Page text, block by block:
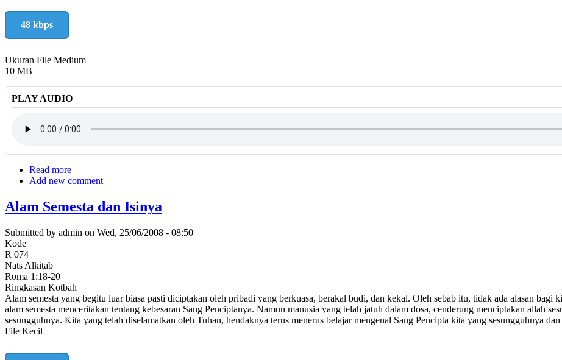
48 kbps
Ukuran File Medium
10 MB
PLAY AUDIO
Read more
Apa
pada
Saat
Mengatakan,
Add new comment
Alam Semesta dan Isinya
Submitted by admin on Wed, 25/06/2008 - 08:50
Kode
R 074
Nats Alkitab
Roma 1:18-20
Ringkasan Kotbah
Alam semesta yang begitu luar biasa pasti diciptakan oleh pribadi yang berkuasa, berakal budi, dan kekal. Oleh sebab itu, tidak ada alasan bagi
alam semesta menceritakan tentang kebesaran Sang Penciptanya. Namun manusia yang telah jatuh dalam dosa, cenderung menciptakan allah
sesungguhnya. Kita yang telah diselamatkan oleh Tuhan, hendaknya terus menerus belajar mengenal Sang Pencipta kita yang sesungguhnya
File Kecil